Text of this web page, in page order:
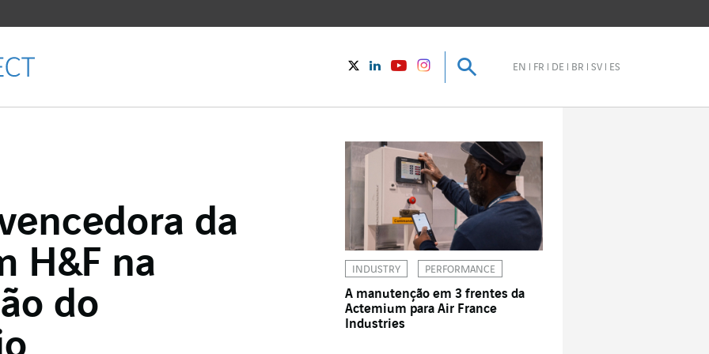
TwitterLinkedInYoutubeinstagram Pesquisar
EN FR DE BR SV ES
Pesquisar
da
H&F na
do
INDUSTRY PERFORMANCE
A manutenção em 3 frentes da
Actemium para Air France
Industries